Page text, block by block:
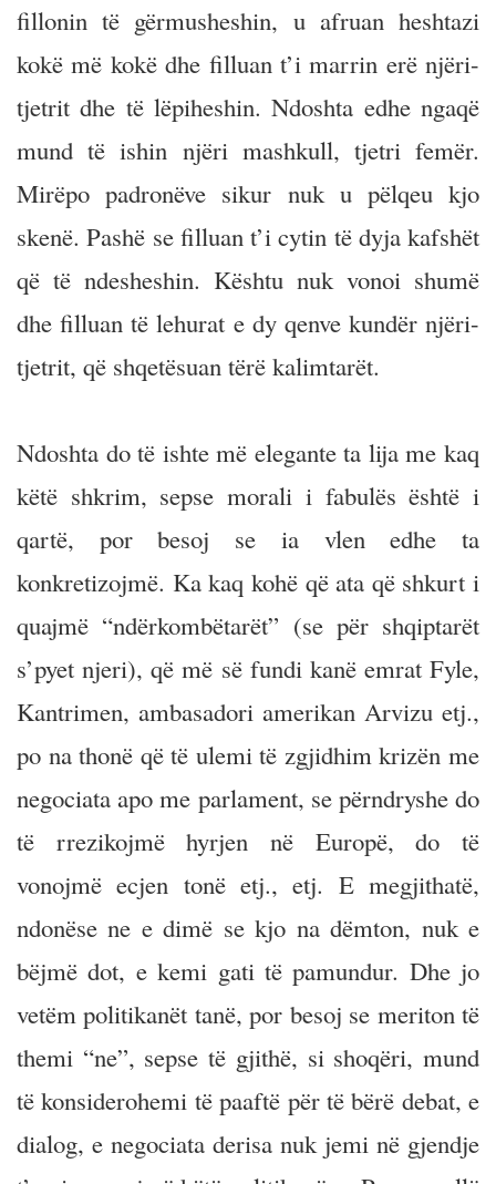
fillonin të gërmusheshin, u afruan heshtazi
kokë më kokë dhe filluan t’i marrin erë njëri-
tjetrit dhe të lëpiheshin. Ndoshta edhe ngaqë
mund të ishin njëri mashkull, tjetri femër.
Mirëpo padronëve sikur nuk u pëlqeu kjo
skenë. Pashë se filluan t’i cytin të dyja kafshët
që të ndesheshin. Kështu nuk vonoi shumë
dhe filluan të lehurat e dy qenve kundër njëri-
tjetrit, që shqetësuan tërë kalimtarët.
Ndoshta do të ishte më elegante ta lija me kaq
këtë shkrim, sepse morali i fabulës është i
qartë, por besoj se ia vlen edhe ta
konkretizojmë. Ka kaq kohë që ata që shkurt i
quajmë “ndërkombëtarët” (se për shqiptarët
s’pyet njeri), që më së fundi kanë emrat Fyle,
Kantrimen, ambasadori amerikan Arvizu etj.,
po na thonë që të ulemi të zgjidhim krizën me
negociata apo me parlament, se përndryshe do
të rrezikojmë hyrjen në Europë, do të
vonojmë ecjen tonë etj., etj. E megjithatë,
ndonëse ne e dimë se kjo na dëmton, nuk e
bëjmë dot, e kemi gati të pamundur. Dhe jo
vetëm politikanët tanë, por besoj se meriton të
themi “ne”, sepse të gjithë, si shoqëri, mund
të konsiderohemi të paaftë për të bërë debat, e
dialog, e negociata derisa nuk jemi në gjendje